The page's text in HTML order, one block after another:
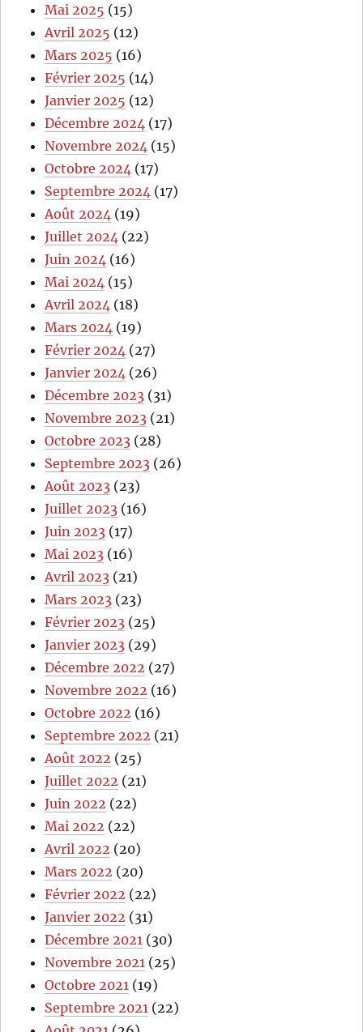
Mai 2025 (15)
Avril 2025 (12)
Mars 2025 (16)
Février 2025 (14)
Janvier 2025 (12)
Décembre 2024 (17)
Novembre 2024 (15)
Octobre 2024 (17)
Septembre 2024 (17)
Août 2024 (19)
Juillet 2024 (22)
Juin 2024 (16)
Mai 2024 (15)
Avril 2024 (18)
Mars 2024 (19)
Février 2024 (27)
Janvier 2024 (26)
Décembre 2023 (31)
Novembre 2023 (21)
Octobre 2023 (28)
Septembre 2023 (26)
Août 2023 (23)
Juillet 2023 (16)
Juin 2023 (17)
Mai 2023 (16)
Avril 2023 (21)
Mars 2023 (23)
Février 2023 (25)
Janvier 2023 (29)
Décembre 2022 (27)
Novembre 2022 (16)
Octobre 2022 (16)
Septembre 2022 (21)
Août 2022 (25)
Juillet 2022 (21)
Juin 2022 (22)
Mai 2022 (22)
Avril 2022 (20)
Mars 2022 (20)
Février 2022 (22)
Janvier 2022 (31)
Décembre 2021 (30)
Novembre 2021 (25)
Octobre 2021 (19)
Septembre 2021 (22)